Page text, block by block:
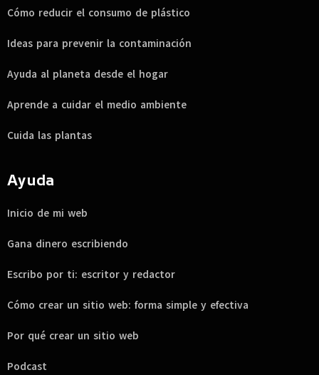
Cómo reducir el consumo de plástico
Ideas para prevenir la contaminación
Ayuda al planeta desde el hogar
Aprende a cuidar el medio ambiente
Cuida las plantas
Ayuda
Inicio de mi web
Gana dinero escribiendo
Escribo por ti: escritor y redactor
Cómo crear un sitio web: forma simple y efectiva
Por qué crear un sitio web
Podcast